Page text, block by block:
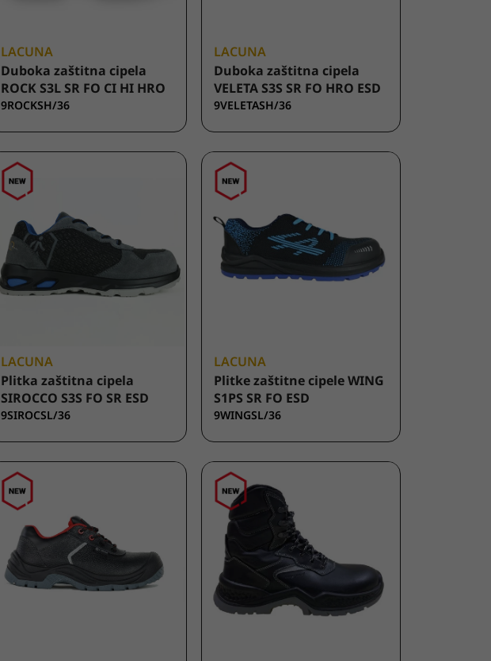
LACUNA
Duboka zaštitna cipela
ROCK S3L SR FO CI HI HRO
9ROCKSH/36
LACUNA
Duboka zaštitna cipela
VELETA S3S SR FO HRO ESD
9VELETASH/36
LACUNA
Plitka zaštitna cipela
SIROCCO S3S FO SR ESD
9SIROCSL/36
LACUNA
Plitke zaštitne cipele WING
S1PS SR FO ESD
9WINGSL/36